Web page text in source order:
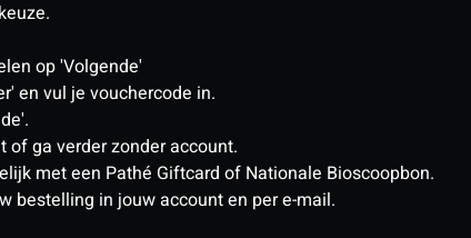
op 'Volgende'
en vul je vouchercode in.
of ga verder zonder account.
met een Pathé Giftcard of Nationale Bioscoopbon.
bestelling in jouw account en per e-mail.